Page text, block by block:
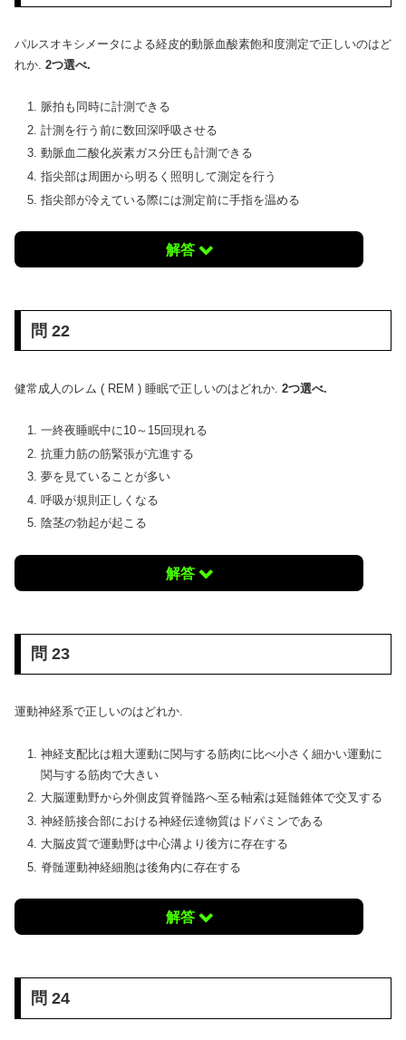
パルスオキシメータによる経皮的動脈血酸素飽和度測定で正しいのはど
れか. 2つ選べ.
脈拍も同時に計測できる
計測を行う前に数回深呼吸させる
動脈血二酸化炭素ガス分圧も計測できる
指尖部は周囲から明るく照明して測定を行う
指尖部が冷えている際には測定前に手指を温める
解答
問 22
健常成人のレム ( REM ) 睡眠で正しいのはどれか. 2つ選べ.
一終夜睡眠中に10～15回現れる
抗重力筋の筋緊張が亢進する
夢を見ていることが多い
呼吸が規則正しくなる
陰茎の勃起が起こる
解答
問 23
運動神経系で正しいのはどれか.
神経支配比は粗大運動に関与する筋肉に比べ小さく細かい運動に
関与する筋肉で大きい
大脳運動野から外側皮質脊髄路へ至る軸索は延髄錐体で交叉する
神経筋接合部における神経伝達物質はドパミンである
大脳皮質で運動野は中心溝より後方に存在する
脊髄運動神経細胞は後角内に存在する
解答
問 24